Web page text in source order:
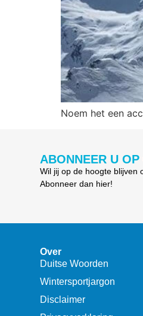
Noem het een
ABONNEER U
Wil jij op de hoogte blijven
Abonneer dan hier!
Over
Duitse Woorden
Wintersportjargon
Disclaimer